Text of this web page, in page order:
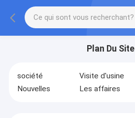
Plan Du Site
société Visite d'usine
Nouvelles
Les affaires